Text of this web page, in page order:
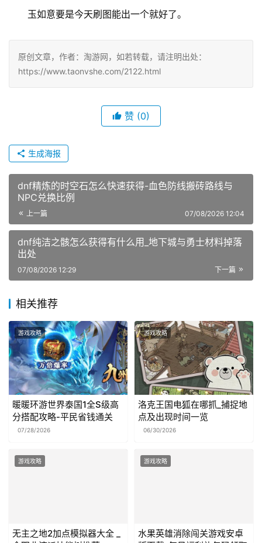
玉如意要是今天刷图能出一个就好了。
原创文章，作者：淘游网，如若转载，请注明出处：
https://www.taonvshe.com/2122.html
赞 (0)
生成海报
dnf精炼的时空石怎么快速获得-血色防线搬砖路线与
NPC兑换比例
上一篇 07/08/2026 12:04
dnf纯洁之骸怎么获得有什么用_地下城与勇士材料掉落
出处
下一篇
07/08/2026 12:29
相关推荐
游戏攻略
暖暖环游世界泰国1全S级高
分搭配攻略-平民省钱通关
07/28/2026
游戏攻略
洛克王国电狐在哪抓_捕捉地
点及出现时间一览
06/30/2026
游戏攻略
无主之地2加点模拟器大全 _
游戏攻略
水果英雄消除闯关游戏安卓